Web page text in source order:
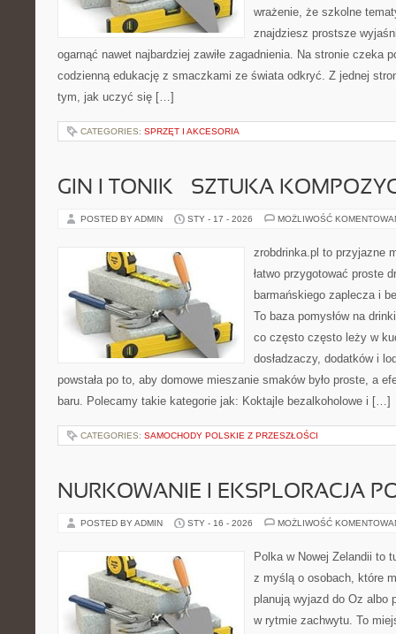
wrażenie, że szkolne
znajdziesz prostsze
ogarnąć nawet najbardziej zawiłe zagadnienia. Na stronie czeka
codzienną edukację z smaczkami ze świata odkryć. Z jednej
tym, jak uczyć się […]
CATEGORIES: SPRZĘT I AKCESORIA
GIN I TONIK – SZTUKA
POSTED BY ADMIN STY - 17 - 2026 MOŻLIWOŚĆ
zrobdrinka.pl to przyjazne
łatwo przygotować proste
barmańskiego zaplecza i
To baza pomysłów na
co często często leży w
dosładzaczy, dodatków i
powstała po to, aby domowe mieszanie smaków było proste, a
baru. Polecamy takie kategorie jak: Koktajle bezalkoholowe i […]
CATEGORIES: SAMOCHODY POLSKIE Z PRZESZŁOŚCI
NURKOWANIE I EKSPLORACJA
POSTED BY ADMIN STY - 16 - 2026 MOŻLIWOŚĆ
Polka w Nowej Zelandii to
z myślą o osobach, które
planują wyjazd do Oz albo
w rytmie zachwytu. To